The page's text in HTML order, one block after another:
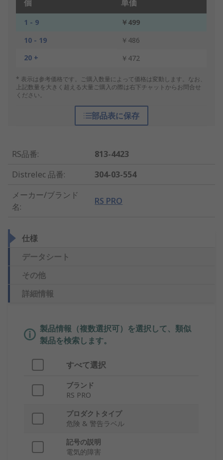
個 単価
1 - 9
￥499
10 - 19
￥486
20 +
￥472
* 表示は参考価格です。ご購入数量によって価格は変動します。なお、
上記数量を大きく超える大量ご購入の際は右下チャットからお問合せ
ください。
部品表に保存
RS品番:
813-4423
Distrelec 品番:
304-03-554
メーカー/ブランド
名:
RS PRO
仕様
データシート
その他
詳細情報
製品情報（複数選択可）を選択して、類似
製品を検索します。
すべて選択
ブランド
RS PRO
プロダクトタイプ
危険 & 警告ラベル
記号の説明
電気的障害